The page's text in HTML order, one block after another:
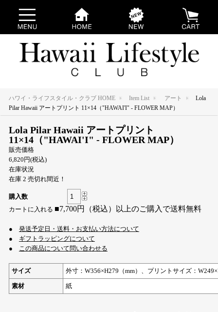
ハワイ・ライフスタイル・クラブ HOME Item List アート
Lola
Pilar Hawaii アートプリント 11×14（"HAWAI'I" - FLOWER MAP）
Lola Pilar Hawaii アートプリント
11×14（"HAWAI'I" - FLOWER MAP）
販売価格
6,820円(税込)
在庫状況
在庫 2 売切れ間近！
購入数
■7,700円（税込）以上のご購入で送料無料
● 発送予定日・送料・お支払い方法について
● ギフトラッピングについて
●
この商品について問い合わせる
サイズ 外寸：W356×H279（mm）、プリントサイズ：
素材 紙